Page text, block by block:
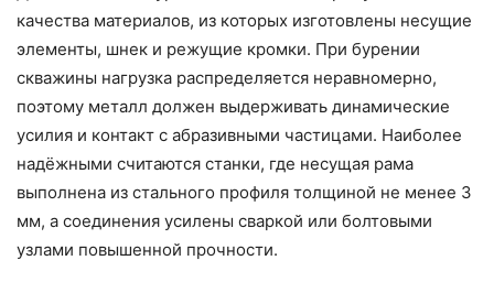
качества материалов, из которых изготовлены несущие
элементы, шнек и режущие кромки. При бурении
скважины нагрузка распределяется неравномерно,
поэтому металл должен выдерживать динамические
усилия и контакт с абразивными частицами. Наиболее
надёжными считаются станки, где несущая рама
выполнена из стального профиля толщиной не менее 3
мм, а соединения усилены сваркой или болтовыми
узлами повышенной прочности.